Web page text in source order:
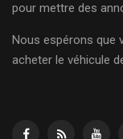
pour mettre des
Nous espérons que
acheter le véhicule